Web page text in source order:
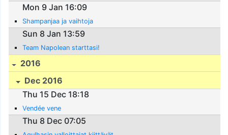
Mon 9 Jan 16:09
Shampanjaa ja vaihtoja
Sun 8 Jan 13:59
Team Napolean starttasi!
2016
Dec 2016
Thu 15 Dec 18:18
Vendée vene
Thu 8 Dec 07:05